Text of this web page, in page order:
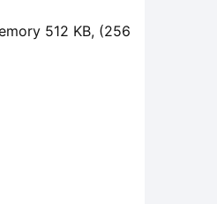
512 KB, (256